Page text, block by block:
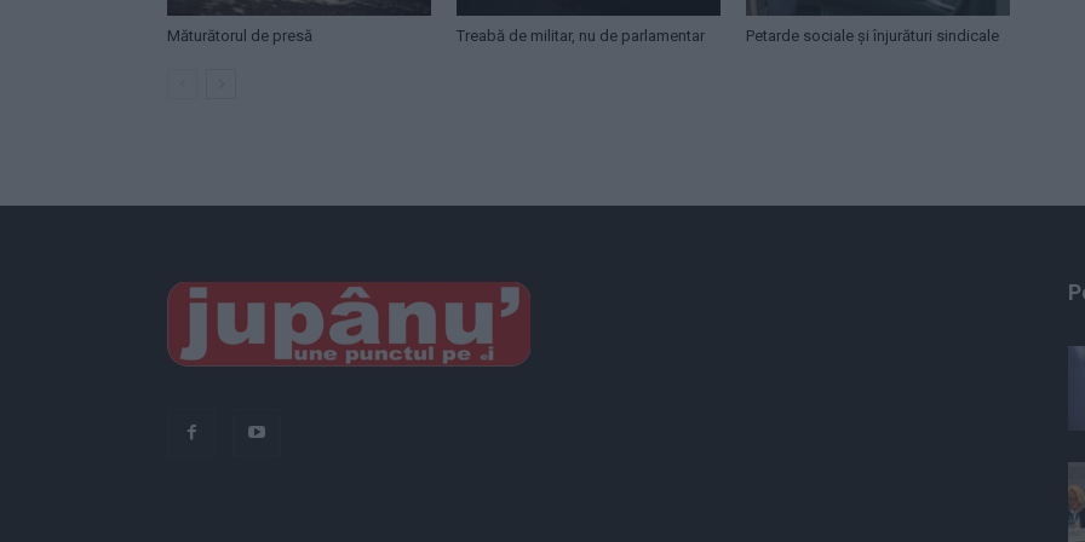
Măturătorul de presă Treabă de militar, nu de parlamentar Petarde sociale și înjurături sindicale